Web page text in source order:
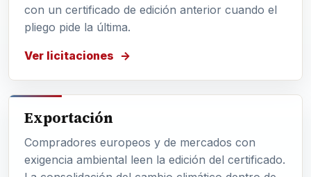
con un certificado de edición anterior cuando el
pliego pide la última.
Ver licitaciones
Exportación
Compradores europeos y de mercados con
exigencia ambiental leen la edición del certificado.